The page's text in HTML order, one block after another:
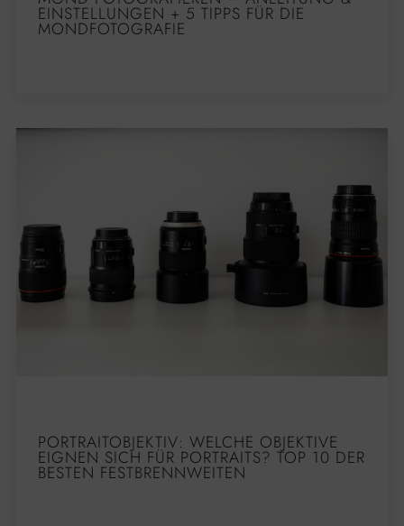
EINSTELLUNGEN + 5 TIPPS FÜR DIE
MONDFOTOGRAFIE
PORTRAITOBJEKTIV: WELCHE OBJEKTIVE
EIGNEN SICH FÜR PORTRAITS? TOP 10 DER
BESTEN FESTBRENNWEITEN